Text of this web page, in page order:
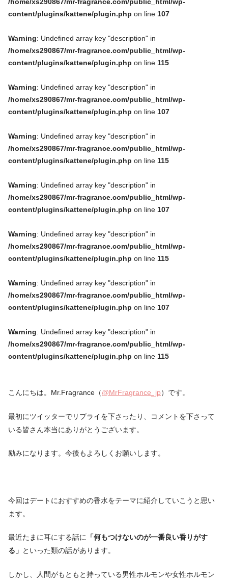
/home/xs290867/mr-fragrance.com/public_html/wp-
content/plugins/kattene/plugin.php on line 107
Warning: Undefined array key "description" in
/home/xs290867/mr-fragrance.com/public_html/wp-
content/plugins/kattene/plugin.php on line 115
Warning: Undefined array key "description" in
/home/xs290867/mr-fragrance.com/public_html/wp-
content/plugins/kattene/plugin.php on line 107
Warning: Undefined array key "description" in
/home/xs290867/mr-fragrance.com/public_html/wp-
content/plugins/kattene/plugin.php on line 115
Warning: Undefined array key "description" in
/home/xs290867/mr-fragrance.com/public_html/wp-
content/plugins/kattene/plugin.php on line 107
Warning: Undefined array key "description" in
/home/xs290867/mr-fragrance.com/public_html/wp-
content/plugins/kattene/plugin.php on line 115
Warning: Undefined array key "description" in
/home/xs290867/mr-fragrance.com/public_html/wp-
content/plugins/kattene/plugin.php on line 107
Warning: Undefined array key "description" in
/home/xs290867/mr-fragrance.com/public_html/wp-
content/plugins/kattene/plugin.php on line 115
こんにちは。Mr.Fragrance（ @MrFragrance_jp ）です。
最初にツイッターでリプライを下さったり、コメントを下さって
いる皆さん本当にありがとうございます。
励みになります。今後もよろしくお願いします。
今回はデートにおすすめの香水をテーマに紹介していこうと思い
ます。
最近たまに耳にする話に 「何もつけないのが一番良い香りがす
る」 といった類の話があります。
しかし、人間がもともと持っている男性ホルモンや女性ホルモン